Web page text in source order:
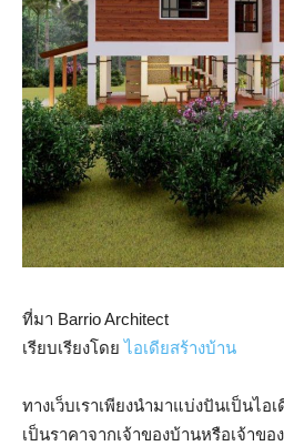
ที่มา Barrio Architect
เรียบเรียงโดย ไอเดียสร้างบ้าน
ทางเว็บเราเพียงนำมาแบ่งปันเป็นไอ
เป็นราคาจากเจ้าของบ้านหรือเจ้าขอ